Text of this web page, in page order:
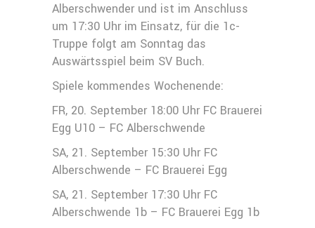
Alberschwender und ist im Anschluss
um 17:30 Uhr im Einsatz, für die 1c-
Truppe folgt am Sonntag das
Auswärtsspiel beim SV Buch.
Spiele kommendes Wochenende:
FR, 20. September 18:00 Uhr FC Brauerei
Egg U10 – FC Alberschwende
SA, 21. September 15:30 Uhr FC
Alberschwende – FC Brauerei Egg
SA, 21. September 17:30 Uhr FC
Alberschwende 1b – FC Brauerei Egg 1b